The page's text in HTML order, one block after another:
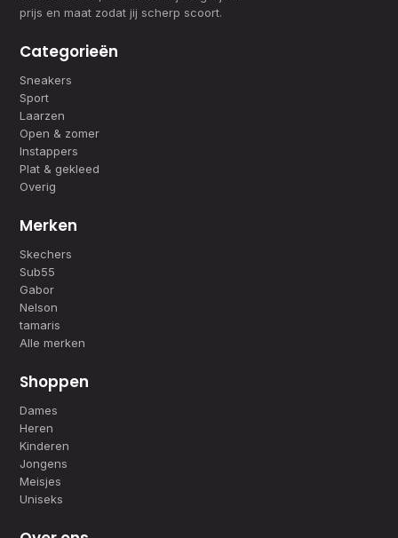
prijs en maat zodat jij scherp scoort.
Categorieën
Sneakers
Sport
Laarzen
Open & zomer
Instappers
Plat & gekleed
Overig
Merken
Skechers
Sub55
Gabor
Nelson
tamaris
Alle merken
Shoppen
Dames
Heren
Kinderen
Jongens
Meisjes
Uniseks